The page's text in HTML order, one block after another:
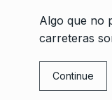
Algo que no
carreteras
Continue